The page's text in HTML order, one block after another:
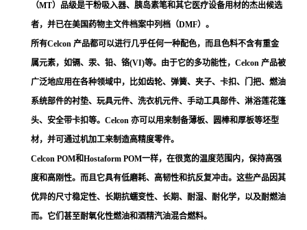
（MT）品级是干粉吸入器、胰岛素笔和其它医疗设备用材的杰出候选
者，并已在美国药物主文件档案中列档（DMF）。
所有Celcon 产品都可以进行几乎任何一种配色，而且色料不含有重金
属元素，如镉、汞、铅、铬(VI)等。由于它的多功能性，Celcon 产品被
广泛地应用在各种领域中，比如齿轮、弹簧、夹子、卡扣、门把、燃油
系统部件的衬垫、玩具元件、洗衣机元件、手动工具部件、淋浴莲花篷
头、安全带卡扣等。Celcon 亦可以用来制备薄板、圆棒和厚板等坯型
材，并可通过机加工来制造高精度零件。
Celcon POM和Hostaform POM一样，在很宽的温度范围内，保持高强
度和高刚性。而且它具有低磨耗、高韧性和抗反复冲击。这些产品因其
优异的尺寸稳定性、长期抗蠕变性、长期、耐湿、耐化学，以及耐燃油
而。它们甚至耐氧化性燃油和酒精汽油混合燃料。